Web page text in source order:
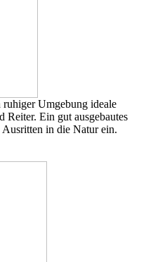
Umgebung ideale
Reiter. Ein gut ausgebautes
Ausritten in die Natur ein.